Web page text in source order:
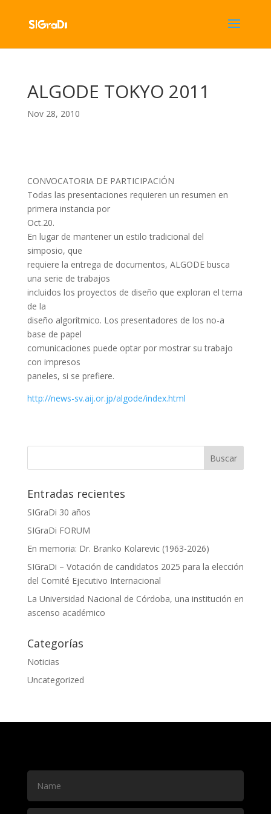
ALGODE TOKYO 2011
Nov 28, 2010
CONVOCATORIA DE PARTICIPACIÓN
Todas las presentaciones requieren un resumen en
primera instancia por
Oct.20.
En lugar de mantener un estilo tradicional del
simposio, que
requiere la entrega de documentos, ALGODE busca
una serie de trabajos
incluidos los proyectos de diseño que exploran el tema
de la
diseño algorítmico. Los presentadores de los no-a
base de papel
comunicaciones puede optar por mostrar su trabajo
con impresos
paneles, si se prefiere.
http://news-sv.aij.or.jp/algode/index.html
Entradas recientes
SIGraDi 30 años
SIGraDi FORUM
En memoria: Dr. Branko Kolarevic (1963-2026)
SIGraDi – Votación de candidatos 2025 para la elección
del Comité Ejecutivo Internacional
La Universidad Nacional de Córdoba, una institución en
ascenso académico
Categorías
Noticias
Uncategorized